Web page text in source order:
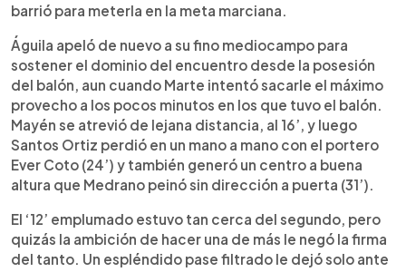
barrió para meterla en la meta marciana.
Águila apeló de nuevo a su fino mediocampo para
sostener el dominio del encuentro desde la posesión
del balón, aun cuando Marte intentó sacarle el máximo
provecho a los pocos minutos en los que tuvo el balón.
Mayén se atrevió de lejana distancia, al 16’, y luego
Santos Ortiz perdió en un mano a mano con el portero
Ever Coto (24’) y también generó un centro a buena
altura que Medrano peinó sin dirección a puerta (31’).
El ‘12’ emplumado estuvo tan cerca del segundo, pero
quizás la ambición de hacer una de más le negó la firma
del tanto. Un espléndido pase filtrado le dejó solo ante